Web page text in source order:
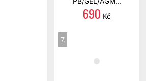
690 Kč
7.